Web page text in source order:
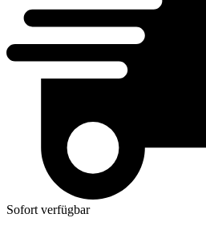
Sofort verfügbar